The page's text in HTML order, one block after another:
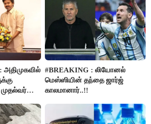
அதிமுகவில் #BREAKING : லியோனல்
மெஸ்ஸியின் தந்தை ஜார்ஜ்
காலமானார்..!!